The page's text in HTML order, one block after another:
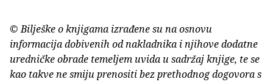
© Bilješke o knjigama izrađene su na osnovu
informacija dobivenih od nakladnika i njihove dodatne
uredničke obrade temeljem uvida u sadržaj knjige, te se
kao takve ne smiju prenositi bez prethodnog dogovora s